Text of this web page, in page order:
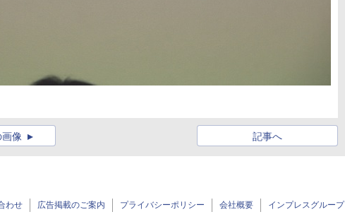
記事へ
像
わせ 広告掲載のご案内 プライバシーポリシー 会社概要 インプレスグループ